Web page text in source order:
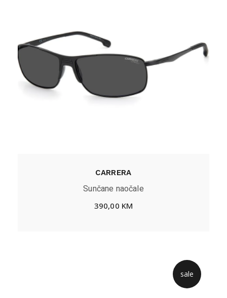
CARRERA
Sunčane naočale
390,00 KM
sale